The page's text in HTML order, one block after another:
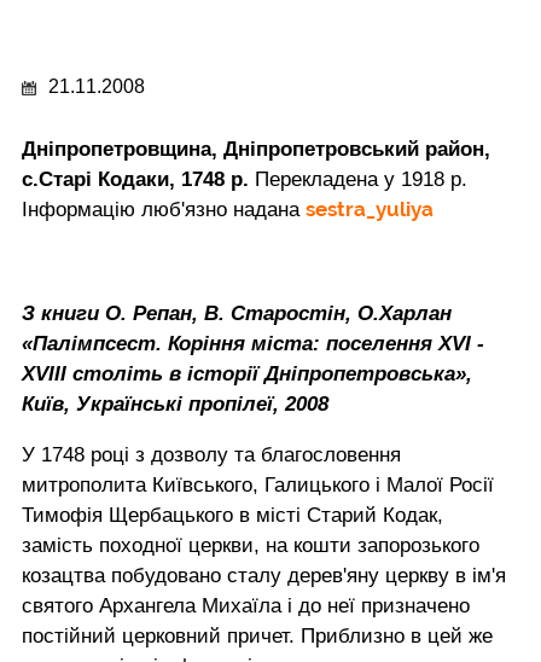
21.11.2008
Дніпропетровщина, Дніпропетровський район,
с.Старі Кодаки, 1748 р. Перекладена у 1918 р.
Інформацію люб'язно надана sestra_yuliya
З книги О. Репан, В. Старостін, О.Харлан
«Палімпсест. Коріння міста: поселення ХVI -
ХVIII століть в історії Дніпропетровська»,
Київ, Українські пропілеї, 2008
У 1748 році з дозволу та благословення
митрополита Київського, Галицького і Малої Росії
Тимофія Щербацького в місті Старий Кодак,
замість походної церкви, на кошти запорозького
козацтва побудовано сталу дерев'яну церкву в ім'я
святого Архангела Михаїла і до неї призначено
постійний церковний причет. Приблизно в цей же